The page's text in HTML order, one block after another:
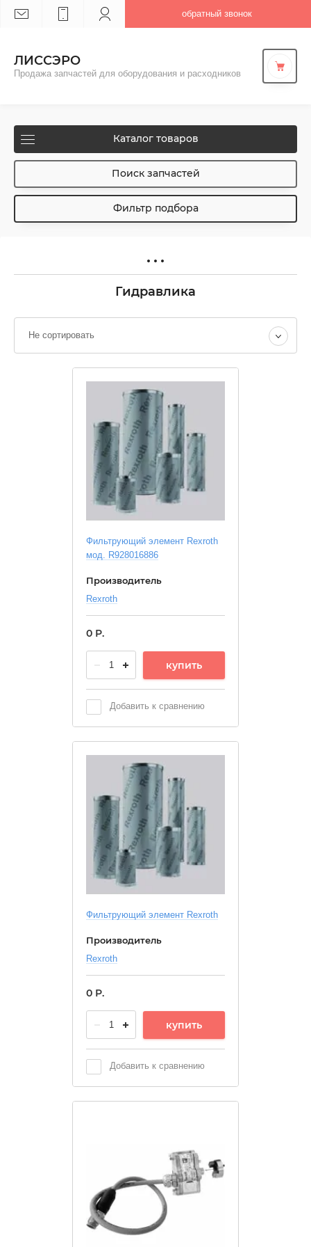
обратный звонок
ЛИССЭРО
Продажа запчастей для оборудования и расходников
Каталог товаров
Поиск запчастей
Фильтр подбора
Гидравлика
Не сортировать
Фильтрующий элемент Rexroth
мод. R928016886
Производитель
Rexroth
0 Р.
купить
Добавить к сравнению
Фильтрующий элемент Rexroth
Производитель
Rexroth
0 Р.
купить
Добавить к сравнению